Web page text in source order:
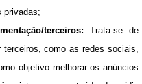
privadas;
terceiros:
Trata-se de
como as redes sociais,
objetivo melhorar os anúncios